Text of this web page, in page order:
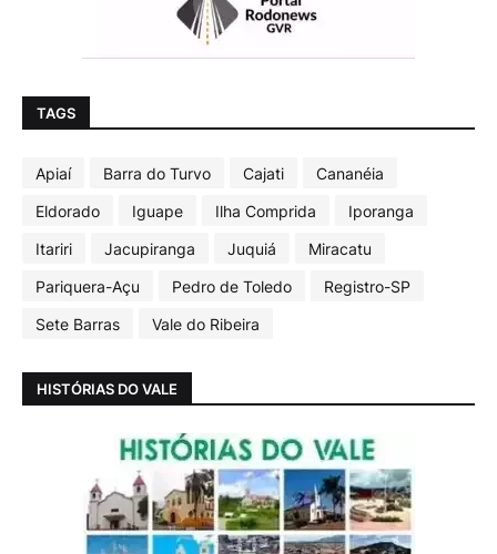
TAGS
Apiaí Barra do Turvo Cajati
Cananéia
Eldorado
Iguape Ilha Comprida
Iporanga
Itariri
Jacupiranga Juquiá
Miracatu
Pariquera-Açu
Pedro de Toledo
Registro-SP
Sete Barras
Vale do Ribeira
HISTÓRIAS DO VALE